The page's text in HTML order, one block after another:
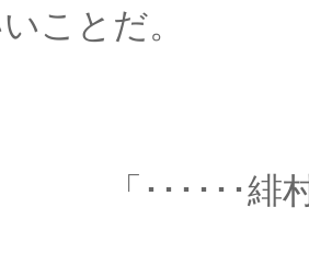
ことだ。
･緋村、ほ